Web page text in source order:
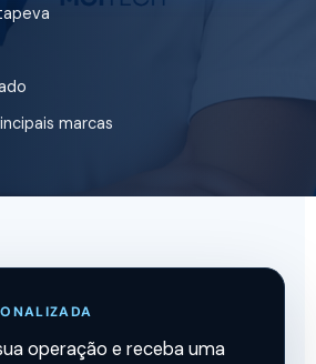
marcas
operação e receba uma